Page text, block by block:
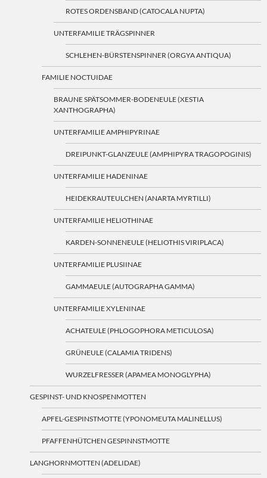
ROTES ORDENSBAND (CATOCALA NUPTA)
UNTERFAMILIE TRÄGSPINNER
SCHLEHEN-BÜRSTENSPINNER (ORGYA ANTIQUA)
FAMILIE NOCTUIDAE
BRAUNE SPÄTSOMMER-BODENEULE (XESTIA
XANTHOGRAPHA)
UNTERFAMILIE AMPHIPYRINAE
DREIPUNKT-GLANZEULE (AMPHIPYRA TRAGOPOGINIS)
UNTERFAMILIE HADENINAE
HEIDEKRAUTEULCHEN (ANARTA MYRTILLI)
UNTERFAMILIE HELIOTHINAE
KARDEN-SONNENEULE (HELIOTHIS VIRIPLACA)
UNTERFAMILIE PLUSIINAE
GAMMAEULE (AUTOGRAPHA GAMMA)
UNTERFAMILIE XYLENINAE
ACHATEULE (PHLOGOPHORA METICULOSA)
GRÜNEULE (CALAMIA TRIDENS)
WURZELFRESSER (APAMEA MONOGLYPHA)
GESPINST- UND KNOSPENMOTTEN
APFEL-GESPINSTMOTTE (YPONOMEUTA MALINELLUS)
PFAFFENHÜTCHEN GESPINNSTMOTTE
LANGHORNMOTTEN (ADELIDAE)